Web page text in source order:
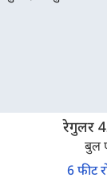
रेगुलर
बुल
6 फीट